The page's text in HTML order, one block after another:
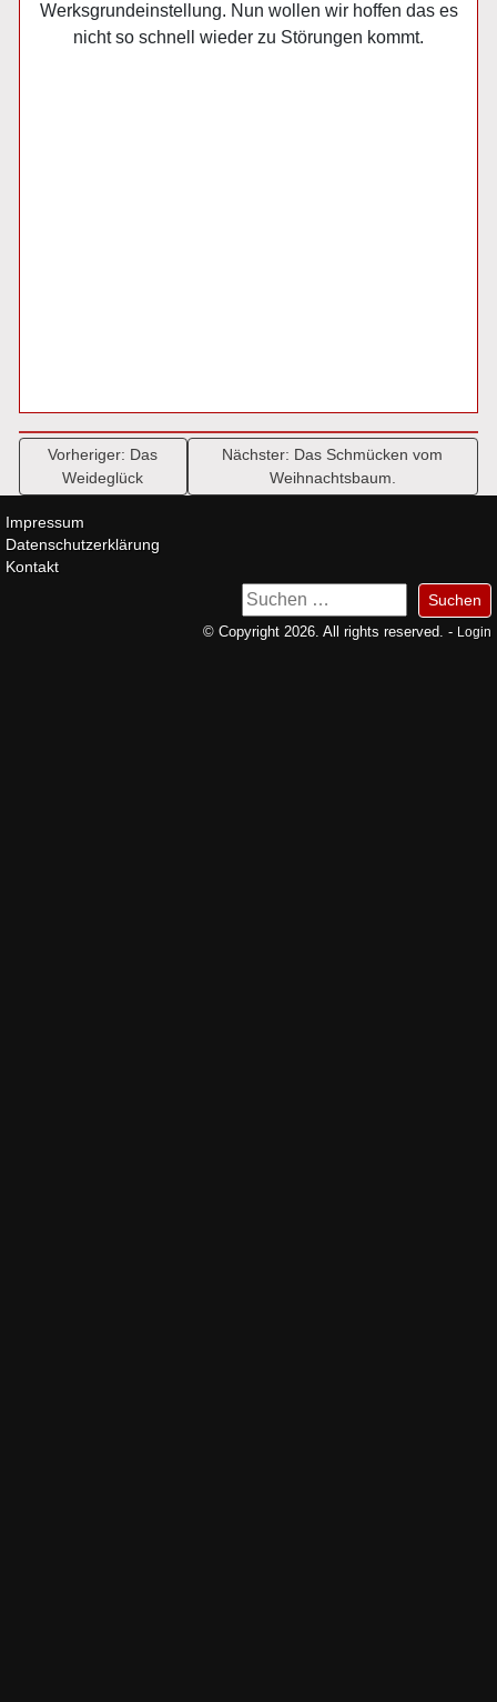
Werksgrundeinstellung. Nun wollen wir hoffen das es
nicht so schnell wieder zu Störungen kommt.
Beitragsnavigation
Vorheriger: Das
Weideglück
Nächster: Das Schmücken vom
Weihnachtsbaum.
Impressum
Datenschutzerklärung
Kontakt
Suchen
nach:
© Copyright 2026. All rights reserved. - Login